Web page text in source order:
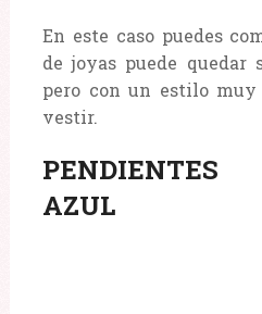
En este caso puedes
de joyas puede quedar
pero con un estilo
vestir.
AZUL